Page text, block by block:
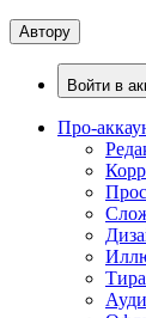
Автору
Войти в
Про-